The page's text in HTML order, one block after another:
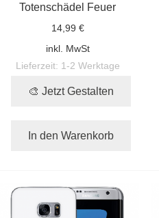
Totenschädel Feuer
14,99 €
inkl. MwSt
Lieferzeit: 1-2 Werktage
🎨 Jetzt Gestalten
In den Warenkorb